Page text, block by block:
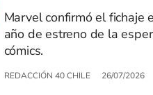
Marvel confirmó el fichaje
año de estreno de la
cómics.
REDACCIÓN 40 CHILE 26/07/2026